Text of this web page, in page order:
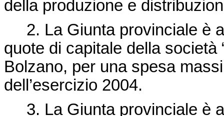
della produzione e
2. La Giunta provinciale è
quote di capitale della società
Bolzano, per una spesa
dell’esercizio 2004.
3. La Giunta provinciale è